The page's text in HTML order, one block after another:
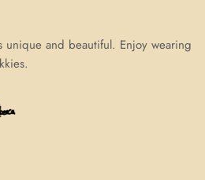
unique and beautiful. Enjoy wearing